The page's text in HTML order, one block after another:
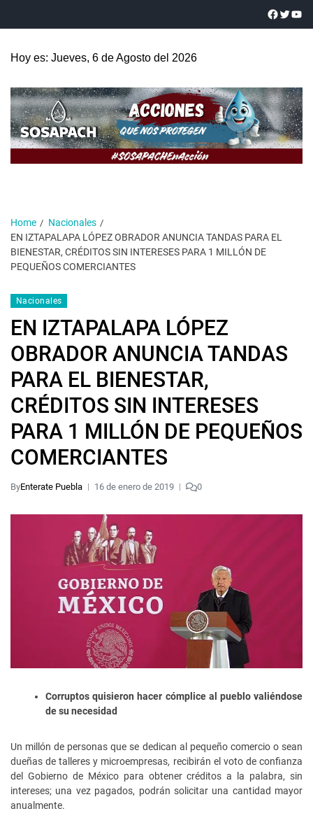
Hoy es: Jueves, 6 de Agosto del 2026
Home
Nacionales
EN IZTAPALAPA LÓPEZ OBRADOR ANUNCIA TANDAS PARA EL
BIENESTAR, CRÉDITOS SIN INTERESES PARA 1 MILLÓN DE
PEQUEÑOS COMERCIANTES
Nacionales
EN IZTAPALAPA LÓPEZ
OBRADOR ANUNCIA TANDAS
PARA EL BIENESTAR,
CRÉDITOS SIN INTERESES
PARA 1 MILLÓN DE PEQUEÑOS
COMERCIANTES
ByEnterate Puebla 16 de enero de 2019 0
Corruptos quisieron hacer cómplice al pueblo valiéndose
de su necesidad
Un millón de personas que se dedican al pequeño comercio o sean
dueñas de talleres y microempresas, recibirán el voto de confianza
del Gobierno de México para obtener créditos a la palabra, sin
intereses; una vez pagados, podrán solicitar una cantidad mayor
anualmente.